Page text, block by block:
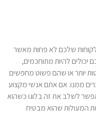
שלכם לא פחות מאשר
להיות מתוחכמים,
יותר או שהם פשוט מחפשים
ממנו. אם אתם אנשי מקצוע
לשלב את זה בלוגו כשהוא
המעולות שהוא מבטיח